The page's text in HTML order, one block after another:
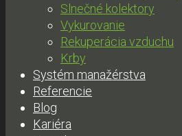
Slnečné kolektory
Vykurovanie
Rekuperácia vzduchu
Krby
Systém manažérstva
Referencie
Blog
Kariéra